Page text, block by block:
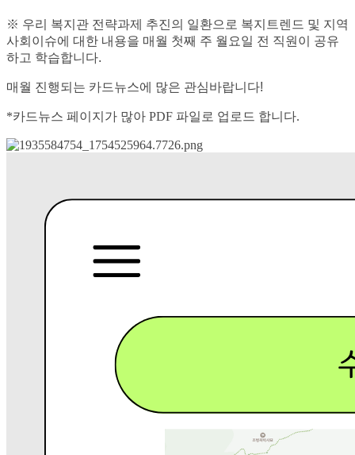
※ 우리 복지관 전략과제 추진의 일환으로 복지트렌드 및 지역
사회이슈에 대한 내용을 매월 첫째 주 월요일 전 직원이 공유
하고 학습합니다.
매월 진행되는 카드뉴스에 많은 관심바랍니다!
*카드뉴스 페이지가 많아 PDF 파일로 업로드 합니다.